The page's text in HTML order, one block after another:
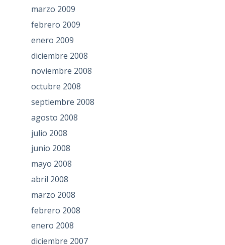
marzo 2009
febrero 2009
enero 2009
diciembre 2008
noviembre 2008
octubre 2008
septiembre 2008
agosto 2008
julio 2008
junio 2008
mayo 2008
abril 2008
marzo 2008
febrero 2008
enero 2008
diciembre 2007